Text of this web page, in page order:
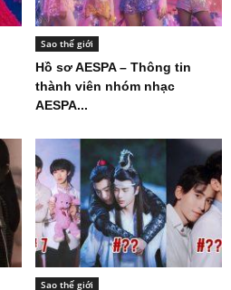
Sao thế giới
Hồ sơ AESPA – Thông tin
thành viên nhóm nhạc
AESPA...
Sao thế giới